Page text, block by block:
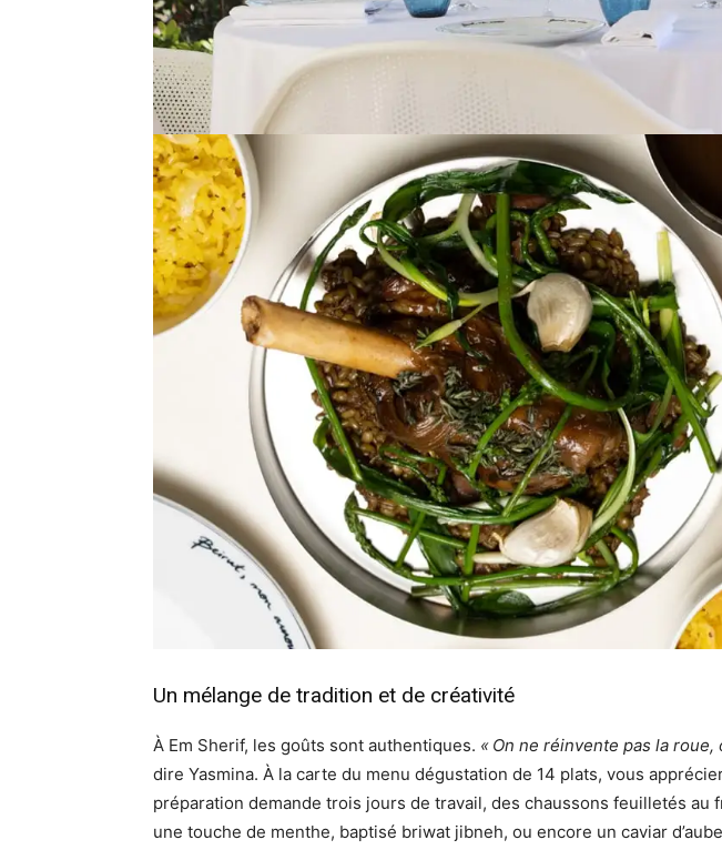
Un mélange de tradition et de créativité
À Em Sherif, les goûts sont authentiques. « On ne réinvente pas la
dire Yasmina. À la carte du menu dégustation de 14 plats, vous
préparation demande trois jours de travail, des chaussons feuilletés au
une touche de menthe, baptisé briwat jibneh, ou encore un caviar